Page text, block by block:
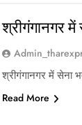
श्रीगंगानगर
श्रीगंगानगर में सेना
Read More